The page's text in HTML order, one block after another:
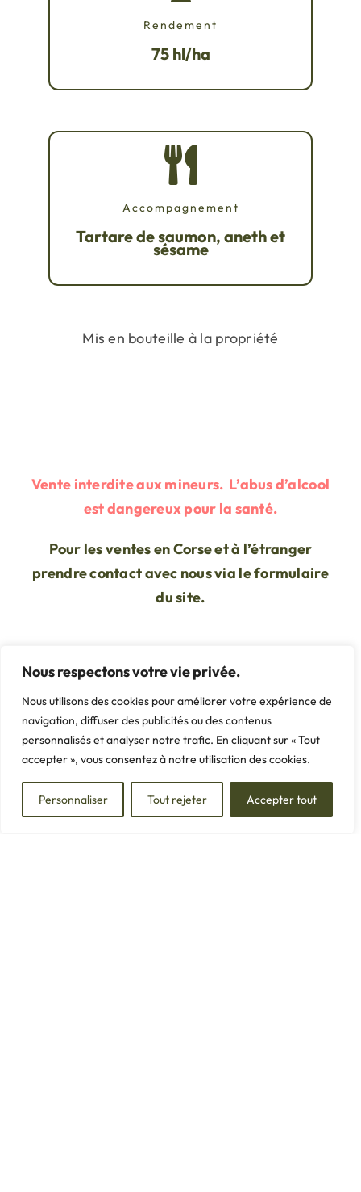
Nous respectons votre vie privée.
Nous utilisons des cookies pour améliorer votre expérience de
navigation, diffuser des publicités ou des contenus
personnalisés et analyser notre trafic. En cliquant sur « Tout
accepter », vous consentez à notre utilisation des cookies.
Personnaliser Tout rejeter Accepter tout
Rendement
75 hl/ha
Accompagnement
Tartare de saumon, aneth et
sésame
Mis en bouteille à la propriété
Vente interdite aux mineurs. L’abus d’alcool
est dangereux pour la santé.
Pour les ventes en Corse et à l’étranger
prendre contact avec nous via le formulaire
du site.
Nous situer
Domaine de Massiac 11700 – Azille